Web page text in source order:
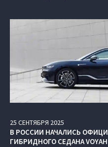
25 СЕНТЯБРЯ 2025
В РОССИИ НАЧАЛИСЬ
ГИБРИДНОГО СЕДАНА VOYAH